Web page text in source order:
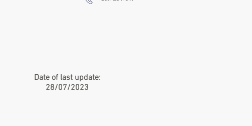
Date of last update:
28/07/2023